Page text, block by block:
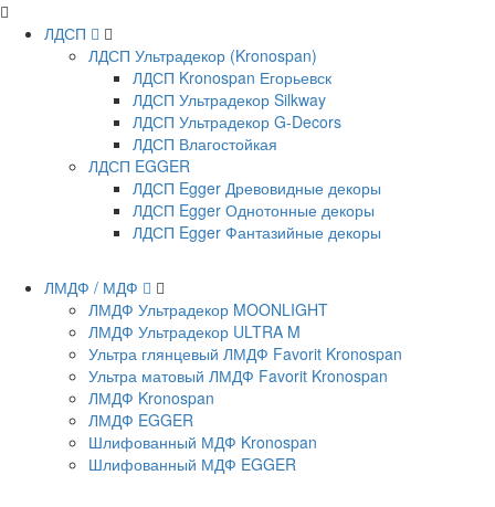
ЛДСП
ЛДСП Ультрадекор (Kronospan)
ЛДСП Kronospan Егорьевск
ЛДСП Ультрадекор Silkway
ЛДСП Ультрадекор G-Decors
ЛДСП Влагостойкая
ЛДСП EGGER
ЛДСП Egger Древовидные декоры
ЛДСП Egger Однотонные декоры
ЛДСП Egger Фантазийные декоры
ЛМДФ / МДФ
ЛМДФ Ультрадекор MOONLIGHT
ЛМДФ Ультрадекор ULTRA M
Ультра глянцевый ЛМДФ Favorit Kronospan
Ультра матовый ЛМДФ Favorit Kronospan
ЛМДФ Kronospan
ЛМДФ EGGER
Шлифованный МДФ Kronospan
Шлифованный МДФ EGGER